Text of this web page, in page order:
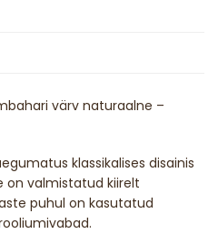
värv naturaalne –
klassikalises disainis
on valmistatud kiirelt
puhul on kasutatud